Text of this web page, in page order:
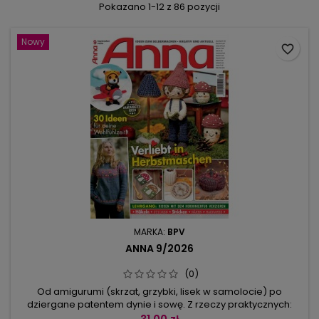
Pokazano 1-12 z 86 pozycji
Nowy
MARKA: BPV
ANNA 9/2026
(0)
Od amigurumi (skrzat, grzybki, lisek w samolocie) po
dziergane patentem dynie i sowę. Z rzeczy praktycznych:
favorite_border